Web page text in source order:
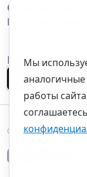
Обратная связь
Правила
Приложение
Мы
работы